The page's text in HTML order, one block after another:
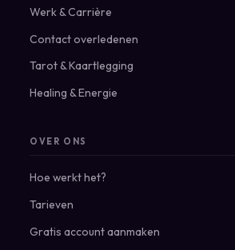
Werk & Carrière
Contact overledenen
Tarot & Kaartlegging
Healing & Energie
OVER ONS
Hoe werkt het?
Tarieven
Gratis account aanmaken